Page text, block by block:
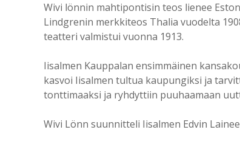
Wivi lönnin mahtipontisin teos lienee
Lindgrenin merkkiteos Thalia vuodelta
teatteri valmistui vuonna 1913.
Iisalmen Kauppalan ensimmäinen
kasvoi Iisalmen tultua kaupungiksi ja
tonttimaaksi ja ryhdyttiin puuhaamaan
Wivi Lönn suunnitteli Iisalmen Edvin